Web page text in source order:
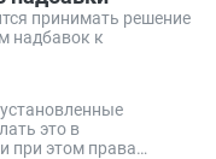
принимать решение
надбавок к
это в
при этом права